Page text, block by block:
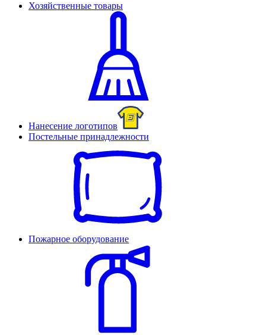
Хозяйственные товары
Нанесение логотипов
Постельные принадлежности
Пожарное оборудование